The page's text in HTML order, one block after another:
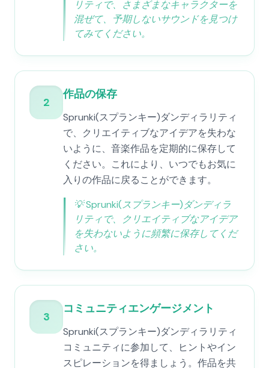
リティで、さまざまなキャラクターを
混ぜて、予期しないサウンドを見つけ
てみてください。
2
作品の保存
Sprunki(スプランキー)ダンディラリティ
で、クリエイティブなアイデアを失わな
いように、音楽作品を定期的に保存して
ください。これにより、いつでもお気に
入りの作品に戻ることができます。
💡Sprunki(スプランキー)ダンディラ
リティで、クリエイティブなアイデア
を失わないように頻繁に保存してくだ
さい。
3
コミュニティエンゲージメント
Sprunki(スプランキー)ダンディラリティ
コミュニティに参加して、ヒントやイン
スピレーションを得ましょう。作品を共